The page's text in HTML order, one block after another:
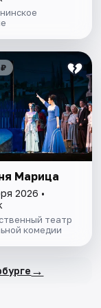
Марица
2026 •
театр
комедии
→